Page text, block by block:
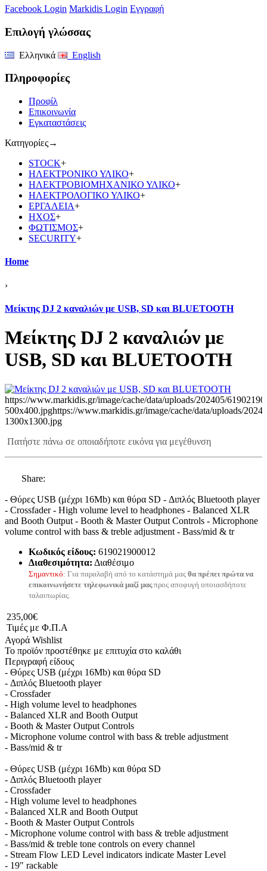
Facebook Login Markidis Login Εγγραφή
Επιλογή γλώσσας
Ελληνικά English
Πληροφορίες
Προφίλ
Επικοινωνία
Εγκαταστάσεις
Κατηγορίες→
STOCK+
ΗΛΕΚΤΡΟΝΙΚΟ ΥΛΙΚΟ+
ΗΛΕΚΤΡΟΒΙΟΜΗΧΑΝΙΚΟ ΥΛΙΚΟ+
ΗΛΕΚΤΡΟΛΟΓΙΚΟ ΥΛΙΚΟ+
ΕΡΓΑΛΕΙΑ+
ΗΧΟΣ+
ΦΩΤΙΣΜΟΣ+
SECURITY+
Home
›
Μείκτης DJ 2 καναλιών με USB, SD και BLUETOOTH
Μείκτης DJ 2 καναλιών με
USB, SD και BLUETOOTH
https://www.markidis.gr/image/cache/data/uploads/202405/
500x400.jpghttps://www.markidis.gr/image/cache/data/uploads/
1300x1300.jpg
Πατήστε πάνω σε οποιαδήποτε εικόνα για μεγέθυνση
Share:
- Θύρες USB (μέχρι 16Mb) και θύρα SD - Διπλός Bluetooth player
- Crossfader - High volume level to headphones - Balanced XLR
and Booth Output - Booth & Master Output Controls - Microphone
volume control with bass & treble adjustment - Bass/mid & tr
Κωδικός είδους: 619021900012
Διαθεσιμότητα: Διαθέσιμο
Σημαντικό: Για παραλαβή από το κατάστημά μας θα πρέπει πρώτα να
επικοινωνήσετε τηλεφωνικά μαζί μαςπρος αποφυγή οποιασδήποτε
ταλαιπωρίας.
235,00€
Τιμές με Φ.Π.Α
Αγορά Wishlist
Το προϊόν προστέθηκε με επιτυχία στο καλάθι
Περιγραφή είδους
- Θύρες USB (μέχρι 16Mb) και θύρα SD
- Διπλός Bluetooth player
- Crossfader
- High volume level to headphones
- Balanced XLR and Booth Output
- Booth & Master Output Controls
- Microphone volume control with bass & treble adjustment
- Bass/mid & tr
- Θύρες USB (μέχρι 16Mb) και θύρα SD
- Διπλός Bluetooth player
- Crossfader
- High volume level to headphones
- Balanced XLR and Booth Output
- Booth & Master Output Controls
- Microphone volume control with bass & treble adjustment
- Bass/mid & treble tone controls on every channel
- Stream Flow LED Level indicators indicate Master Level
- 19" rackable